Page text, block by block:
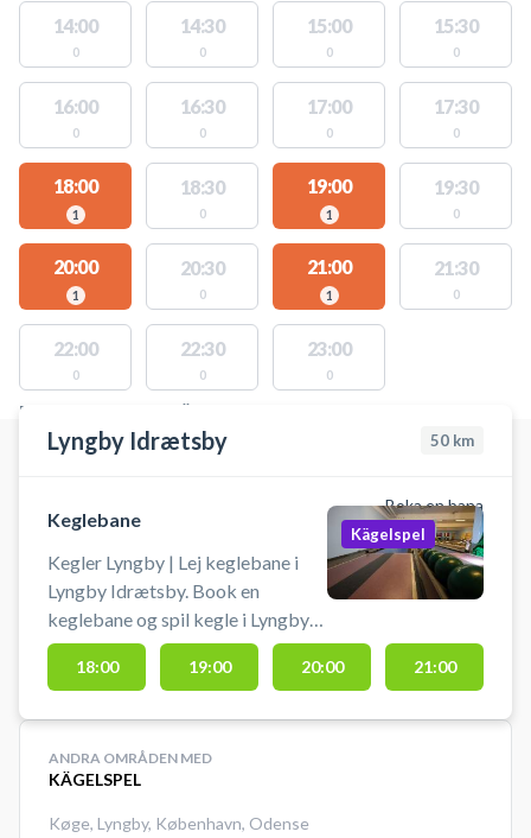
14:00
0
14:30
0
15:00
0
15:30
0
16:00
0
16:30
0
17:00
0
17:30
0
18:00
1
18:30
0
19:00
1
19:30
0
20:00
1
20:30
0
21:00
1
21:30
0
22:00
0
22:30
0
23:00
0
PLATSER MED TILLGÄNGLIGA AKTIVITETER
Lyngby Idrætsby 50 km
Boka en bana
Keglebane
Kegler Lyngby | Lej keglebane i
Lyngby Idrætsby. Book en
keglebane og spil kegle i Lyngby
på en af keglebanerne beliggende
i idrætsbyen.
Kägelspel
18:00 19:00 20:00 21:00
ANDRA OMRÅDEN MED
KÄGELSPEL
Køge, Lyngby, København, Odense